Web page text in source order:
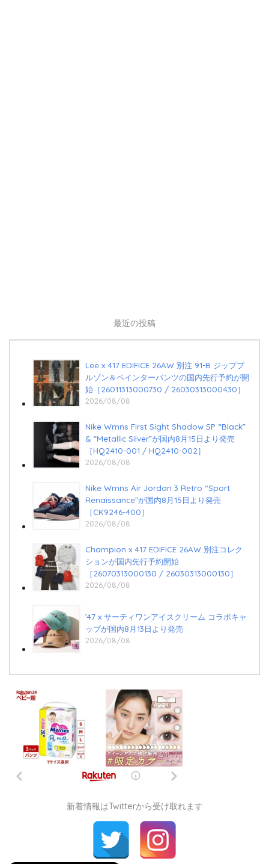
最近の投稿
Lee x 417 EDIFICE 26AW 別注 91-B ジップブ
ルゾン＆ペインターパンツの国内先行予約が開
始［26011313000730 / 26030313000430］
2026/08/08
Nike Wmns First Sight Shadow SP “Black”
& “Metallic Silver”が国内8月15日より発売
［HQ2410-001 / HQ2410-002］
2026/08/08
Nike Wmns Air Jordan 3 Retro “Sport
Renaissance”が国内8月15日より発売
［CK9246-400］
2026/08/08
Champion x 417 EDIFICE 26AW 別注コレク
ションが国内先行予約開始
［26070313000130 / 26030313000130］
2026/08/08
’47 x サーティワンアイスクリーム コラボキャ
ップが国内8月13日より発売
2026/08/08
新着情報はTwitterから受け取れます